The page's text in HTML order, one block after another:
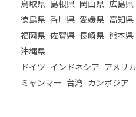
鳥取県 島根県 岡山県 広島県
徳島県 香川県 愛媛県 高知県
福岡県 佐賀県 長崎県 熊本県
沖縄県
ドイツ インドネシア アメリカ
ミャンマー 台湾 カンボジア